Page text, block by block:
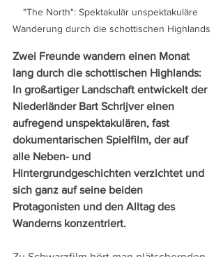
"The North": Spektakulär unspektakuläre
Wanderung durch die schottischen Highlands
Zwei Freunde wandern einen Monat
lang durch die schottischen Highlands:
In großartiger Landschaft entwickelt der
Niederländer Bart Schrijver einen
aufregend unspektakulären, fast
dokumentarischen Spielfilm, der auf
alle Neben- und
Hintergrundgeschichten verzichtet und
sich ganz auf seine beiden
Protagonisten und den Alltag des
Wanderns konzentriert.